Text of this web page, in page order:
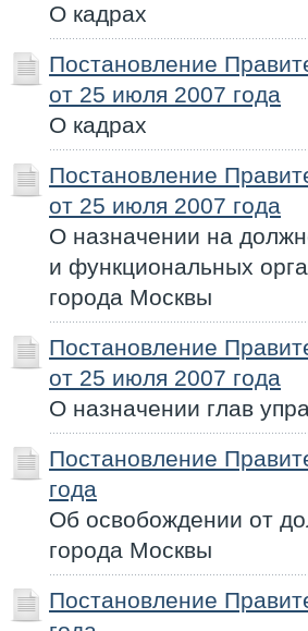
О кадрах
Постановление
от 25 июля 2007 года
О кадрах
Постановление
от 25 июля 2007 года
О назначении на
и функциональных
города Москвы
Постановление
от 25 июля 2007 года
О назначении глав
Постановление
года
Об освобождении от
города Москвы
Постановление